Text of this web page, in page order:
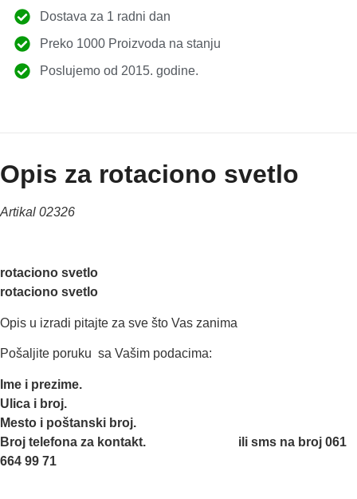
Dostava za 1 radni dan
Preko 1000 Proizvoda na stanju
Poslujemo od 2015. godine.
Opis za rotaciono svetlo
Artikal 02326
rotaciono svetlo
rotaciono svetlo
Opis u izradi pitajte za sve što Vas zanima
Pošaljite poruku sa Vašim podacima:
Ime i prezime.
Ulica i broj.
Mesto i poštanski broj.
Broj telefona za kontakt. ili sms na broj 061
664 99 71